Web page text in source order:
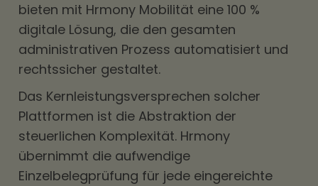
bieten mit Hrmony Mobilität eine 100 %
digitale Lösung, die den gesamten
administrativen Prozess automatisiert und
rechtssicher gestaltet.
Das Kernleistungsversprechen solcher
Plattformen ist die Abstraktion der
steuerlichen Komplexität. Hrmony
übernimmt die aufwendige
Einzelbelegprüfung für jede eingereichte